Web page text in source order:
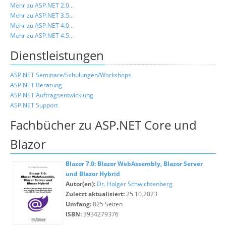
Mehr zu ASP.NET 2.0...
Mehr zu ASP.NET 3.5...
Mehr zu ASP.NET 4.0...
Mehr zu ASP.NET 4.5...
Dienstleistungen
ASP.NET Seminare/Schulungen/Workshops
ASP.NET Beratung
ASP.NET Auftragsentwicklung
ASP.NET Support
Fachbücher zu ASP.NET Core und
Blazor
Blazor 7.0: Blazor WebAssembly, Blazor Server
und Blazor Hybrid
Autor(en): Dr. Holger Schwichtenberg
Zuletzt aktualisiert:25.10.2023
Umfang:825 Seiten
ISBN:3934279376